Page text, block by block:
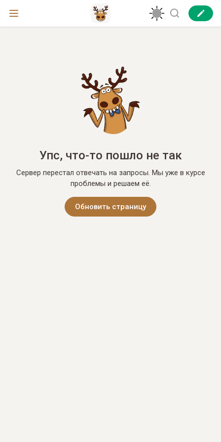
Упс, что-то пошло не так
Сервер перестал отвечать на запросы. Мы уже в курсе
проблемы и решаем её.
Обновить страницу